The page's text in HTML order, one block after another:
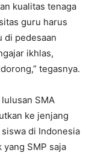
kualitas tenaga
guru harus
di pedesaan
ikhlas,
tegasnya.
SMA
ke jenjang
di Indonesia
SMP saja